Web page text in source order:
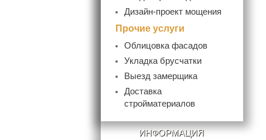
Дизайн-проект мощения
Прочие услуги
Облицовка фасадов
Укладка брусчатки
Выезд замерщика
Доставка
стройматериалов
ИНФОРМАЦИЯ